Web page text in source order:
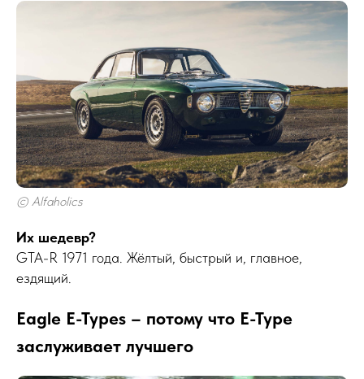
© Alfaholics
Их шедевр?
GTA-R 1971 года. Жёлтый, быстрый и, главное,
ездящий.
Eagle E-Types – потому что E-Type
заслуживает лучшего